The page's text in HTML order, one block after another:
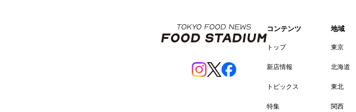
コンテンツ
トップ
新店情報
トピックス
特集
地域
東京
北海道
東北
関西